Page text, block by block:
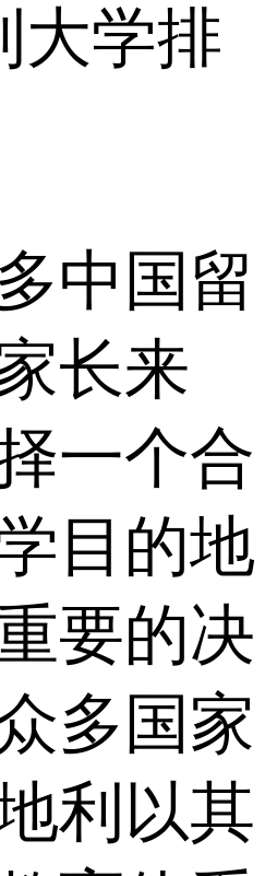
大学排
中国留
长来
一个合
目的地
要的决
多国家
利以其